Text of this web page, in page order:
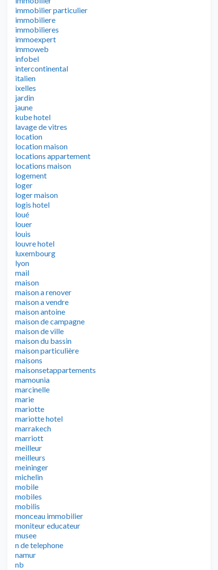
immobilier particulier
immobiliere
immobilieres
immoexpert
immoweb
infobel
intercontinental
italien
ixelles
jardin
jaune
kube hotel
lavage de vitres
location
location maison
locations appartement
locations maison
logement
loger
loger maison
logis hotel
loué
louer
louis
louvre hotel
luxembourg
lyon
mail
maison
maison a renover
maison a vendre
maison antoine
maison de campagne
maison de ville
maison du bassin
maison particulière
maisons
maisonsetappartements
mamounia
marcinelle
marie
mariotte
mariotte hotel
marrakech
marriott
meilleur
meilleurs
meininger
michelin
mobile
mobiles
mobilis
monceau immobilier
moniteur educateur
musee
n de telephone
namur
nb